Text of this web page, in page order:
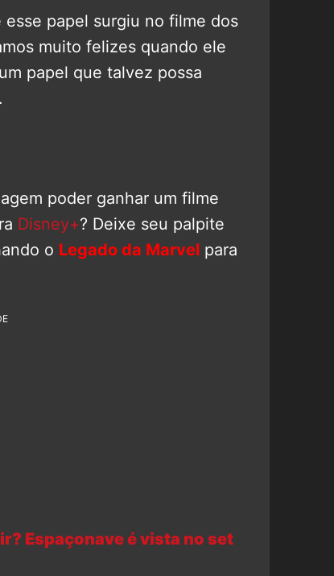
papel surgiu no filme dos
muito felizes quando ele
papel que talvez possa
poder ganhar um filme
Disney+? Deixe seu palpite
o Legado da Marvel para
Espaçonave é vista no set